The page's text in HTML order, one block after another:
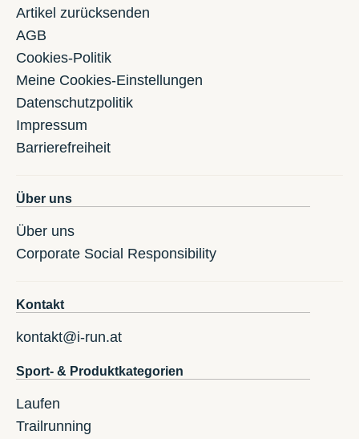
Artikel zurücksenden
AGB
Cookies-Politik
Meine Cookies-Einstellungen
Datenschutzpolitik
Impressum
Barrierefreiheit
Über uns
Über uns
Corporate Social Responsibility
Kontakt
kontakt@i-run.at
Sport- & Produktkategorien
Laufen
Trailrunning